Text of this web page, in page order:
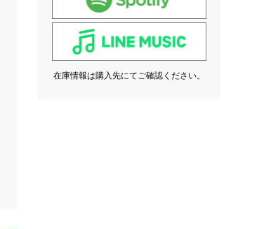
在庫情報は購入先にてご確認ください。